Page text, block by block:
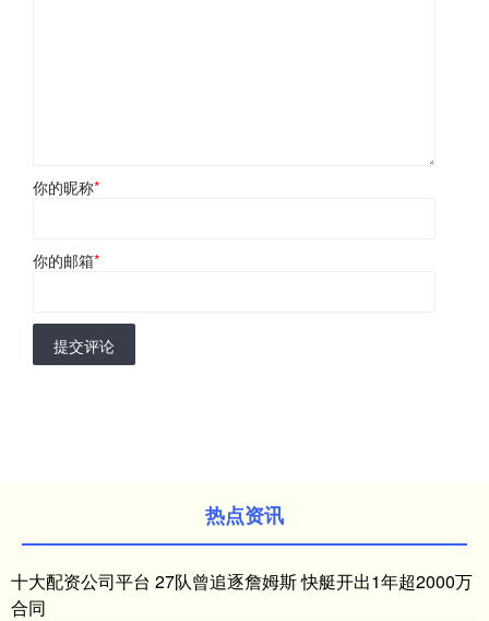
你的昵称*
你的邮箱*
提交评论
热点资讯
十大配资公司平台 27队曾追逐詹姆斯 快艇开出1年超2000万
合同